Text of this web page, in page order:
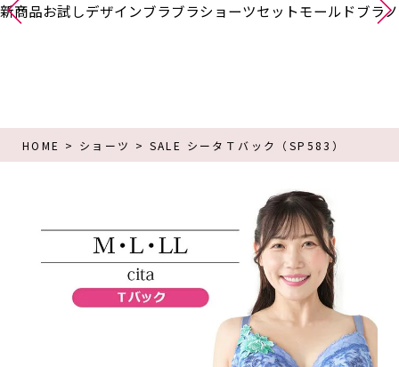
新商品お試しデザインブラブラショーツセットモールドブラ
HOME ショーツ SALE シータＴバック（SP583）